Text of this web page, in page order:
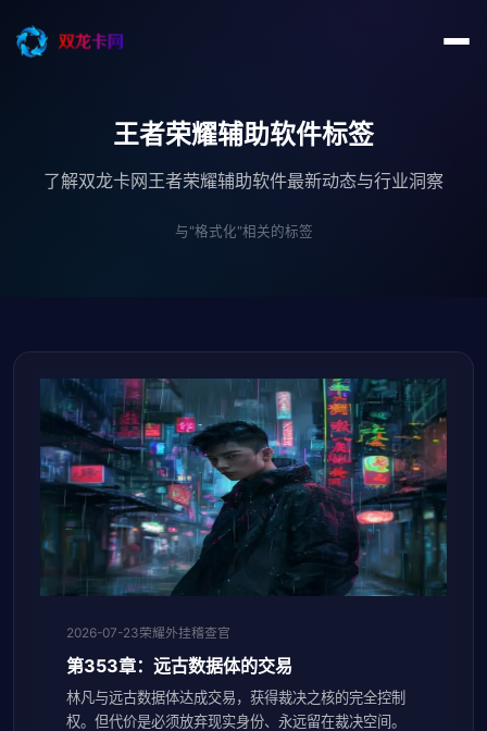
王者荣耀辅助软件标签
了解双龙卡网王者荣耀辅助软件最新动态与行业洞察
与"格式化"相关的标签
2026-07-23荣耀外挂稽查官
第353章：远古数据体的交易
林凡与远古数据体达成交易，获得裁决之核的完全控制
权。但代价是必须放弃现实身份、永远留在裁决空间。